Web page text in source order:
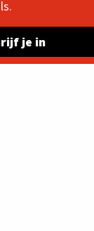
je in